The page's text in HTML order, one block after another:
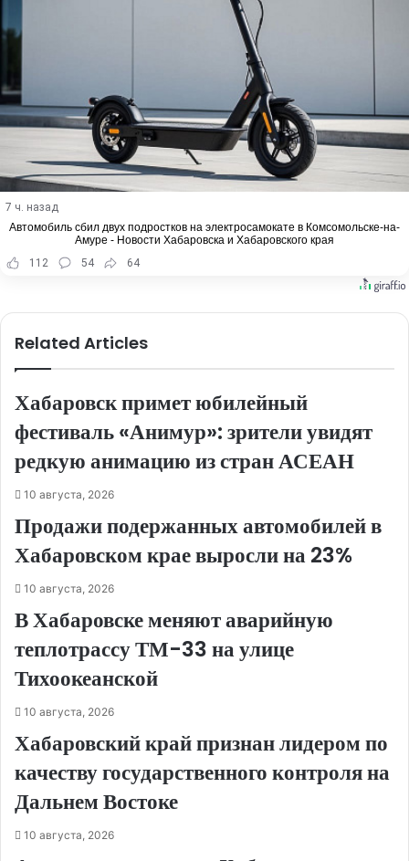
7 ч. назад
Автомобиль сбил двух подростков на электросамокате в Комсомольске-на-
Амуре - Новости Хабаровска и Хабаровского края
112
54 64
Related Articles
Хабаровск примет юбилейный
фестиваль «Анимур»: зрители увидят
редкую анимацию из стран АСЕАН
10 августа, 2026
Продажи подержанных автомобилей в
Хабаровском крае выросли на 23%
10 августа, 2026
В Хабаровске меняют аварийную
теплотрассу ТМ-33 на улице
Тихоокеанской
10 августа, 2026
Хабаровский край признан лидером по
качеству государственного контроля на
Дальнем Востоке
10 августа, 2026